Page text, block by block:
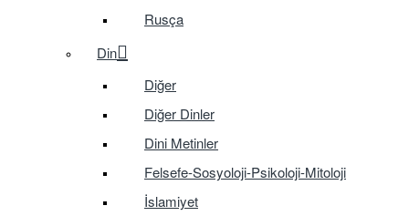
Rusça
Din
Diğer
Diğer Dinler
Dini Metinler
Felsefe-Sosyoloji-Psikoloji-Mitoloji
İslamiyet